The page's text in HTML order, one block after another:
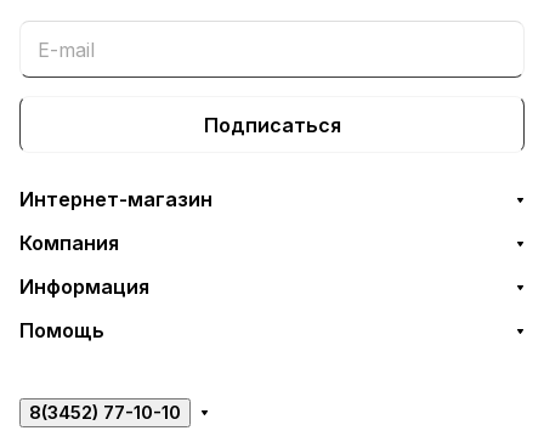
Подписаться
Интернет-магазин
Компания
Информация
Помощь
8(3452) 77-10-10